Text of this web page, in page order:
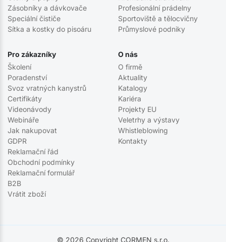
Zásobníky a dávkovače
Speciální čističe
Sítka a kostky do pisoáru
Profesionální prádelny
Sportoviště a tělocvičny
Průmyslové podniky
Pro zákazníky
Školení
Poradenství
Svoz vratných kanystrů
Certifikáty
Videonávody
Webináře
Jak nakupovat
GDPR
Reklamační řád
Obchodní podmínky
Reklamační formulář
B2B
Vrátit zboží
O nás
O firmě
Aktuality
Katalogy
Kariéra
Projekty EU
Veletrhy a výstavy
Whistleblowing
Kontakty
© 2026 Copyright CORMEN s.r.o.